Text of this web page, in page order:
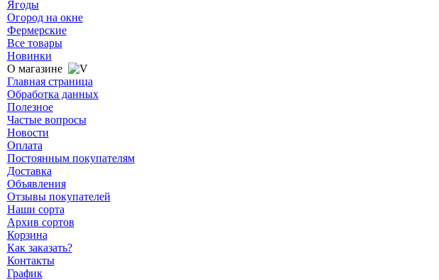
Ягоды
Огород на окне
Фермерские
Все товары
Новинки
О магазине
Главная страница
Обработка данных
Полезное
Частые вопросы
Новости
Оплата
Постоянным покупателям
Доставка
Объявления
Отзывы покупателей
Наши сорта
Архив сортов
Корзина
Как заказать?
Контакты
График